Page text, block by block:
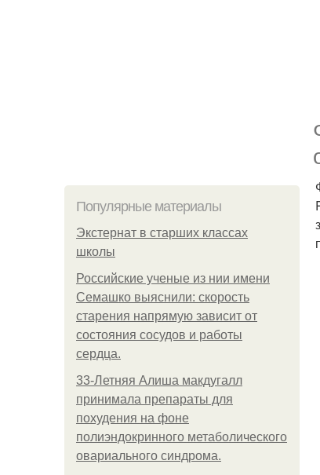
Популярные материалы
Экстернат в старших классах
школы
Российские ученые из нии имени
Семашко выяснили: скорость
старения напрямую зависит от
состояния сосудов и работы
сердца.
33-Летняя Алиша макдугалл
принимала препараты для
похудения на фоне
полиэндокринного метаболического
овариального синдрома.